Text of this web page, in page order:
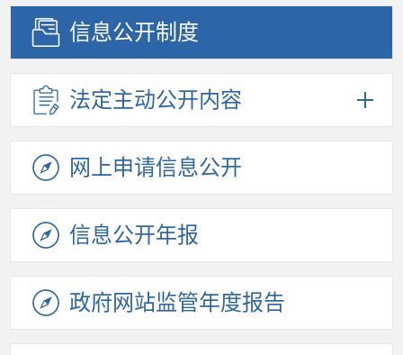
信息公开制度
法定主动公开内容
网上申请信息公开
信息公开年报
政府网站监管年度报告